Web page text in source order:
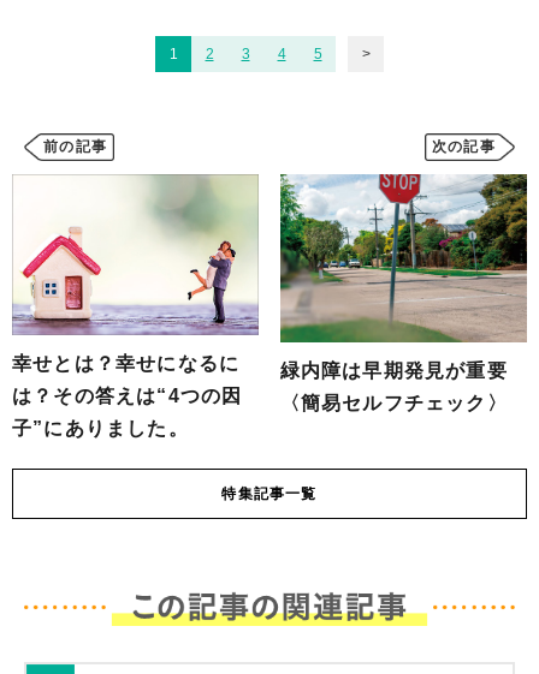
1 2 3 4 5
前の記事
幸せとは？幸せになるに
は？その答えは“4つの因
子”にありました。
次の記事
緑内障は早期発見が重要
〈簡易セルフチェック〉
特集記事一覧